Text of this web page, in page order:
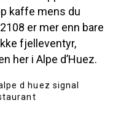
kaffe mens du
er mer enn bare
fjelleventyr,
her i Alpe d’Huez.